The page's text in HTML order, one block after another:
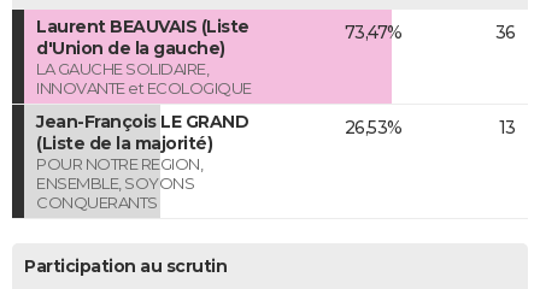
Laurent BEAUVAIS (Liste
d'Union de la gauche)
LA GAUCHE SOLIDAIRE,
INNOVANTE et ECOLOGIQUE
73,47% 36
Jean-François LE GRAND
(Liste de la majorité)
POUR NOTRE REGION,
ENSEMBLE, SOYONS
CONQUERANTS
26,53% 13
Participation au scrutin